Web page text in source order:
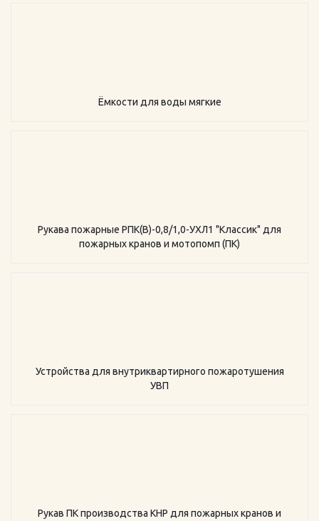
Ёмкости для воды мягкие
Рукава пожарные РПК(В)-0,8/1,0-УХЛ1 "Классик" для
пожарных кранов и мотопомп (ПК)
Устройства для внутриквартирного пожаротушения
УВП
Рукав ПК производства КНР для пожарных кранов и